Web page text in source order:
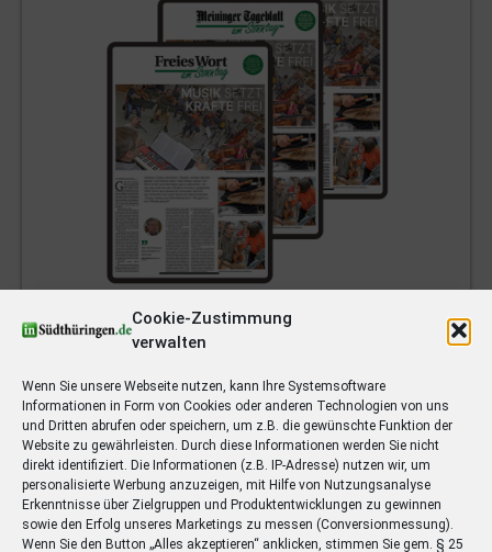
Cookie-Zustimmung
verwalten
Wenn Sie unsere Webseite nutzen, kann Ihre Systemsoftware
Informationen in Form von Cookies oder anderen Technologien von uns
und Dritten abrufen oder speichern, um z.B. die gewünschte Funktion der
Website zu gewährleisten. Durch diese Informationen werden Sie nicht
direkt identifiziert. Die Informationen (z.B. IP-Adresse) nutzen wir, um
personalisierte Werbung anzuzeigen, mit Hilfe von Nutzungsanalyse
Erkenntnisse über Zielgruppen und Produktentwicklungen zu gewinnen
sowie den Erfolg unseres Marketings zu messen (Conversionmessung).
Wenn Sie den Button „Alles akzeptieren“ anklicken, stimmen Sie gem. § 25
Jeden Sonntag erscheint die exklusive
Sonntagszeitung.So lesen Sie an vollen sieben
Tagen die Heimatzeitung.
Rätselbeilage